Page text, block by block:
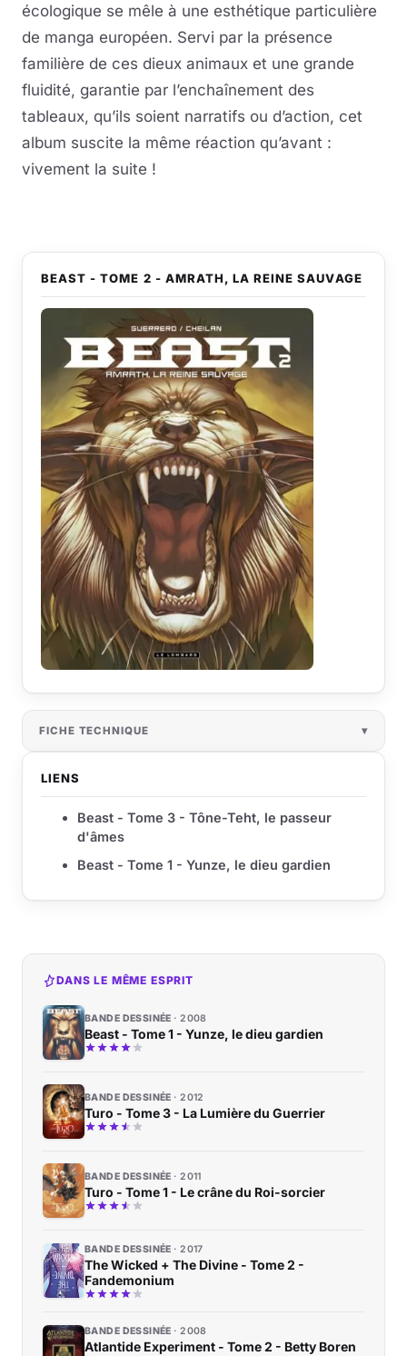
écologique se mêle à une esthétique particulière
de manga européen. Servi par la présence
familière de ces dieux animaux et une grande
fluidité, garantie par l’enchaînement des
tableaux, qu’ils soient narratifs ou d’action, cet
album suscite la même réaction qu’avant :
vivement la suite !
BEAST - TOME 2 - AMRATH, LA REINE SAUVAGE
FICHE TECHNIQUE
LIENS
Beast - Tome 3 - Tône-Teht, le passeur
d'âmes
Beast - Tome 1 - Yunze, le dieu gardien
DANS LE MÊME ESPRIT
BANDE DESSINÉE 2008
Beast - Tome 1 - Yunze, le dieu gardien
BANDE DESSINÉE 2012
Turo - Tome 3 - La Lumière du Guerrier
BANDE DESSINÉE 2011
Turo - Tome 1 - Le crâne du Roi-sorcier
BANDE DESSINÉE 2017
The Wicked + The Divine - Tome 2 -
Fandemonium
BANDE DESSINÉE 2008
Atlantide Experiment - Tome 2 - Betty Boren